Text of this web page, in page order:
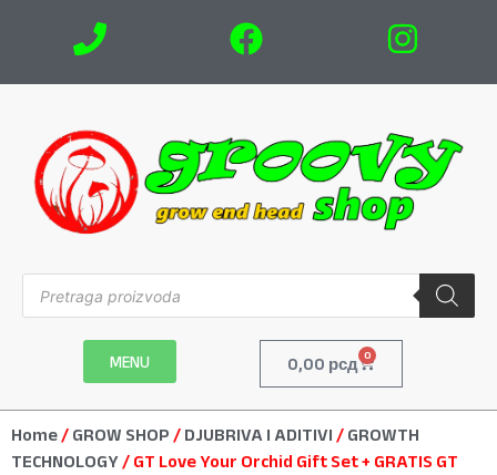
MENU 0,00 рсд 0
Home / GROW SHOP / DJUBRIVA I ADITIVI / GROWTH
TECHNOLOGY / GT Love Your Orchid Gift Set + GRATIS GT